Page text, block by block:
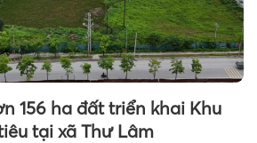
156 ha đất triển khai Khu
tại xã Thư Lâm